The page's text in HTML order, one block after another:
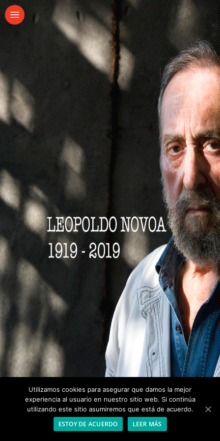
Utilizamos cookies para asegurar que damos la mejor
experiencia al usuario en nuestro sitio web. Si continúa
utilizando este sitio asumiremos que está de acuerdo.
ESTOY DE ACUERDO LEER MÁS